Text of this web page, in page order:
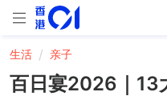
生活 亲子
百日宴2026｜13